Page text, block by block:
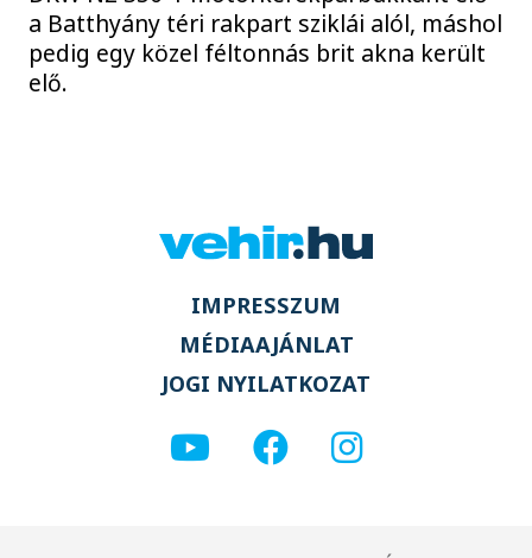
a Batthyány téri rakpart sziklái alól, máshol
pedig egy közel féltonnás brit akna került
elő.
IMPRESSZUM
MÉDIAAJÁNLAT
JOGI NYILATKOZAT